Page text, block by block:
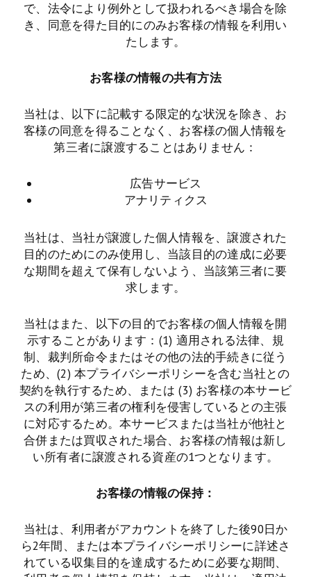
で、法令により例外として扱われるべき場合を除
き、同意を得た目的にのみお客様の情報を利用い
たします。
お客様の情報の共有方法
当社は、以下に記載する限定的な状況を除き、お
客様の同意を得ることなく、お客様の個人情報を
第三者に譲渡することはありません：
広告サービス
アナリティクス
当社は、当社が譲渡した個人情報を、譲渡された
目的のためにのみ使用し、当該目的の達成に必要
な期間を超えて保有しないよう、当該第三者に要
求します。
当社はまた、以下の目的でお客様の個人情報を開
示することがあります：(1) 適用される法律、規
制、裁判所命令またはその他の法的手続きに従う
ため、(2) 本プライバシーポリシーを含む当社との
契約を執行するため、または (3) お客様の本サービ
スの利用が第三者の権利を侵害しているとの主張
に対応するため。本サービスまたは当社が他社と
合併または買収された場合、お客様の情報は新し
い所有者に譲渡される資産の1つとなります。
お客様の情報の保持：
当社は、利用者がアカウントを終了した後90日か
ら2年間、または本プライバシーポリシーに詳述さ
れている収集目的を達成するために必要な期間、